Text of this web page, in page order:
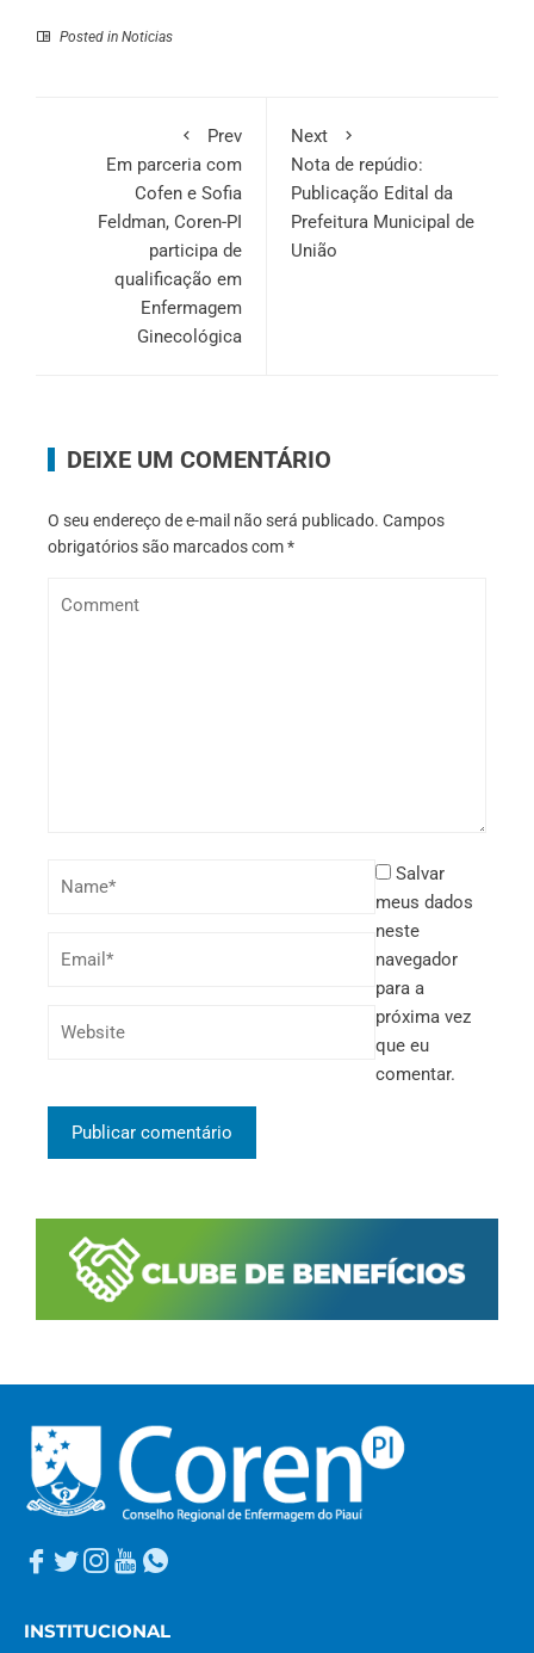
Posted in Noticias
Prev
Em parceria com
Cofen e Sofia
Feldman, Coren-PI
participa de
qualificação em
Enfermagem
Ginecológica
Next
Nota de repúdio:
Publicação Edital da
Prefeitura Municipal de
União
DEIXE UM COMENTÁRIO
O seu endereço de e-mail não será publicado. Campos
obrigatórios são marcados com*
Salvar
meus dados
neste
navegador
para a
próxima vez
que eu
comentar.
INSTITUCIONAL